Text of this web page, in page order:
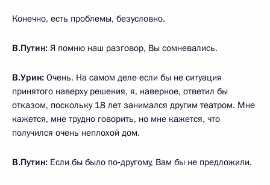
Конечно, есть проблемы, безусловно.
В.Путин: Я помню наш разговор, Вы сомневались.
В.Урин: Очень. На самом деле если бы не ситуация
принятого наверху решения, я, наверное, ответил бы
отказом, поскольку 18 лет занимался другим театром. Мне
кажется, мне трудно говорить, но мне кажется, что
получился очень неплохой дом.
В.Путин: Если бы было по‑другому, Вам бы не предложили.